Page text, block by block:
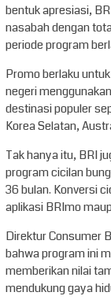
bentuk apresiasi,
nasabah dengan
periode program
Promo berlaku
negeri
destinasi populer
Korea Selatan,
Tak hanya itu, BRI
program cicilan
36 bulan. Konversi
aplikasi BRImo
Direktur Consumer
bahwa program ini
memberikan nilai
mendukung gaya